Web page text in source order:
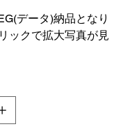
データ)納品となり
ックで拡大写真が見